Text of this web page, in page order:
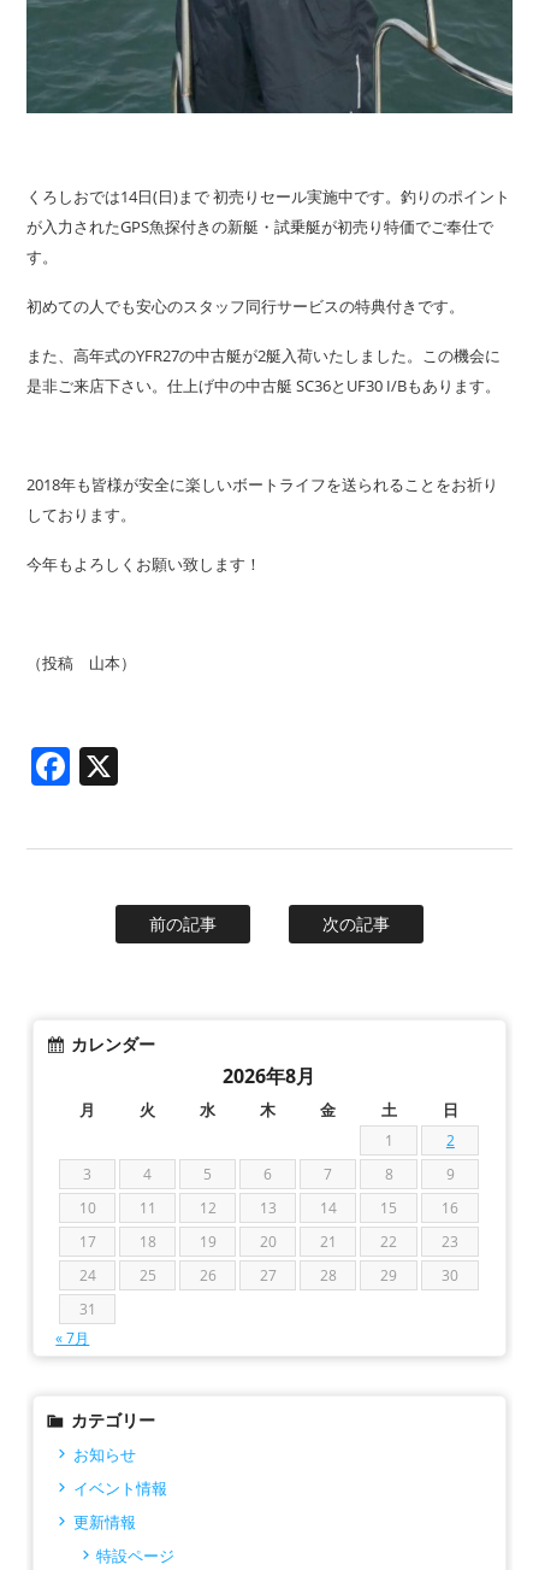
くろしおでは14日(日)まで 初売りセール実施中です。釣りのポイント
が入力されたGPS魚探付きの新艇・試乗艇が初売り特価でご奉仕で
す。
初めての人でも安心のスタッフ同行サービスの特典付きです。
また、高年式のYFR27の中古艇が2艇入荷いたしました。この機会に
是非ご来店下さい。仕上げ中の中古艇 SC36とUF30 I/Bもあります。
2018年も皆様が安全に楽しいボートライフを送られることをお祈り
しております。
今年もよろしくお願い致します！
（投稿 山本）
Facebook
前の記事 次の記事
カレンダー
2026年8月
月 火 水 木 金 土 日
1
2
3
4 5 6 7 8
9
10
11 12 13 14 15
16
17
18 19 20 21 22
23
24
25 26 27 28 29
30
31
« 7月
カテゴリー
お知らせ
イベント情報
更新情報
特設ページ